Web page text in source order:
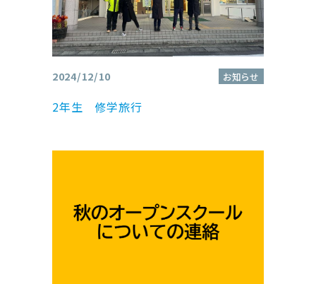
2024/12/10 お知らせ
2年生 修学旅行